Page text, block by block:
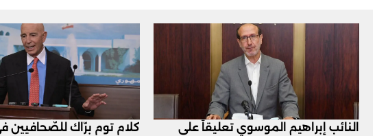
النائب إبراهيم الموسوي تعليقاً على
كلام توم برّاك للصّحافيين